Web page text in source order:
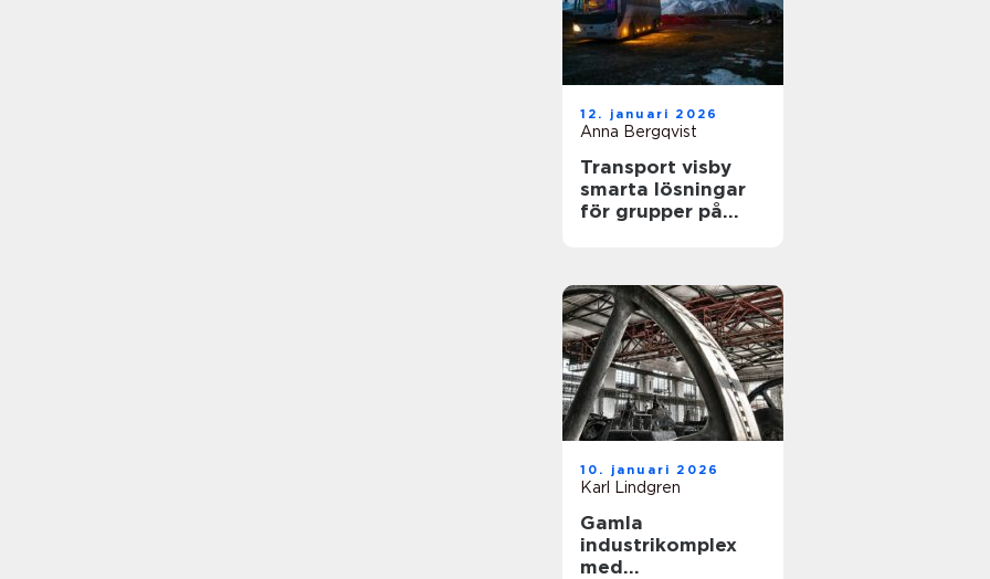
12. januari 2026
Anna Bergqvist
Transport visby
smarta lösningar
för grupper på
10. januari 2026
Karl Lindgren
Gamla
industrikomplex
med